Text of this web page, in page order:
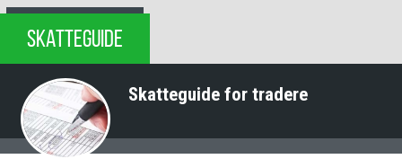
SKATTEGUIDE
Skatteguide for tradere